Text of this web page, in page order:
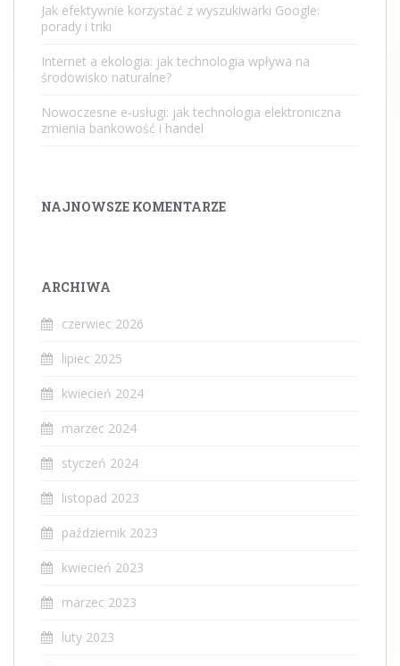
Jak efektywnie korzystać z wyszukiwarki Google:
porady i triki
Internet a ekologia: jak technologia wpływa na
środowisko naturalne?
Nowoczesne e-usługi: jak technologia elektroniczna
zmienia bankowość i handel
NAJNOWSZE KOMENTARZE
ARCHIWA
czerwiec 2026
lipiec 2025
kwiecień 2024
marzec 2024
styczeń 2024
listopad 2023
październik 2023
kwiecień 2023
marzec 2023
luty 2023